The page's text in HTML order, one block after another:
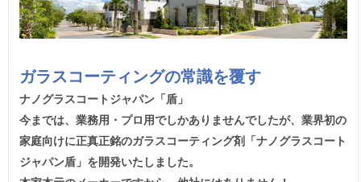
ガラスコーティングの常識を覆す
ナノグラスコートジャパン「盾」
今までは、業務用・プロ用でしかありませんでしたが、業界初の
家庭向けに正真正銘のガラスコーティング剤「ナノグラスコート
ジャパン盾」を開発いたしました。